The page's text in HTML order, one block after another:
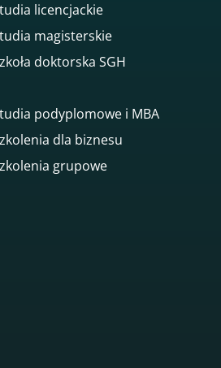
migowego
licencjackie
magisterskie
doktorska SGH
podyplomowe i MBA
dla biznesu
grupowe